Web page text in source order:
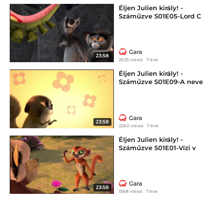
23:58
Éljen Julien király! -
Száműzve S01E05-Lord C
Gara
2635 views 7 éve
23:58
Éljen Julien király! -
Száműzve S01E09-A neve
Gara
2260 views 7 éve
23:58
Éljen Julien király! -
Száműzve S01E01-Vízi v
Gara
1568 views 7 éve